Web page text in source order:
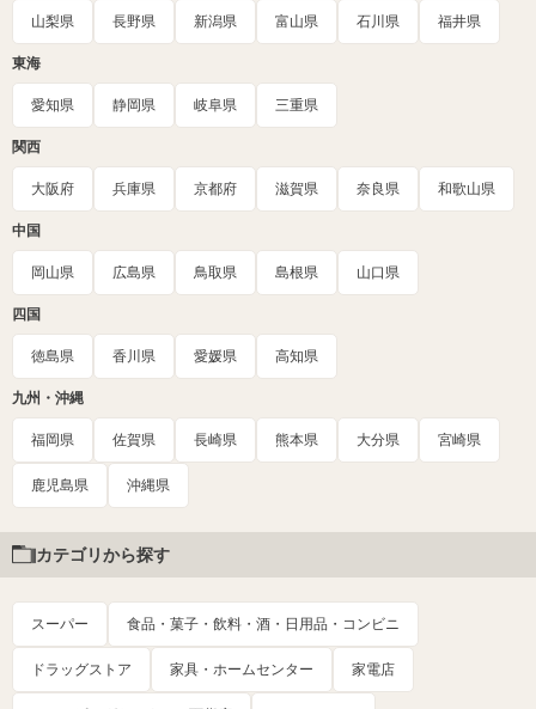
山梨県 長野県 新潟県 富山県 石川県 福井県
東海
愛知県 静岡県 岐阜県 三重県
関西
大阪府 兵庫県 京都府 滋賀県 奈良県 和歌山県
中国
岡山県 広島県 鳥取県 島根県 山口県
四国
徳島県 香川県 愛媛県 高知県
九州・沖縄
福岡県 佐賀県 長崎県 熊本県 大分県 宮崎県
鹿児島県 沖縄県
カテゴリから探す
スーパー 食品・菓子・飲料・酒・日用品・コンビニ
ドラッグストア 家具・ホームセンター 家電店